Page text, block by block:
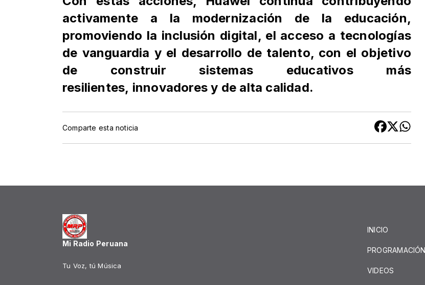
activamente a la modernización de la educación,
promoviendo la inclusión digital, el acceso a tecnologías
de vanguardia y el desarrollo de talento, con el objetivo
de construir sistemas educativos más
resilientes, innovadores y de alta calidad.
Comparte esta noticia
Mi Radio Peruana
Tu Voz, tú Música
INICIO
PROGRAMACIÓN
VIDEOS